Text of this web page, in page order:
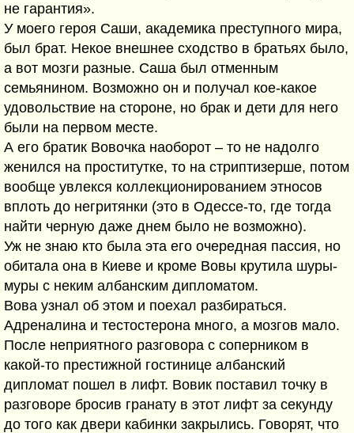
не гарантия».
У моего героя Саши, академика преступного мира,
был брат. Некое внешнее сходство в братьях было,
а вот мозги разные. Саша был отменным
семьянином. Возможно он и получал кое-какое
удовольствие на стороне, но брак и дети для него
были на первом месте.
А его братик Вовочка наоборот – то не надолго
женился на проститутке, то на стриптизерше, потом
вообще увлекся коллекционированием этносов
вплоть до негритянки (это в Одессе-то, где тогда
найти черную даже днем было не возможно).
Уж не знаю кто была эта его очередная пассия, но
обитала она в Киеве и кроме Вовы крутила шуры-
муры с неким албанским дипломатом.
Вова узнал об этом и поехал разбираться.
Адреналина и тестостерона много, а мозгов мало.
После неприятного разговора с соперником в
какой-то престижной гостинице албанский
дипломат пошел в лифт. Вовик поставил точку в
разговоре бросив гранату в этот лифт за секунду
до того как двери кабинки закрылись. Говорят, что